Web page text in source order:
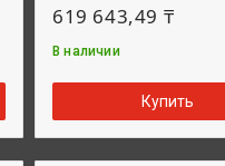
619 643,49 ₸
В наличии
Купить